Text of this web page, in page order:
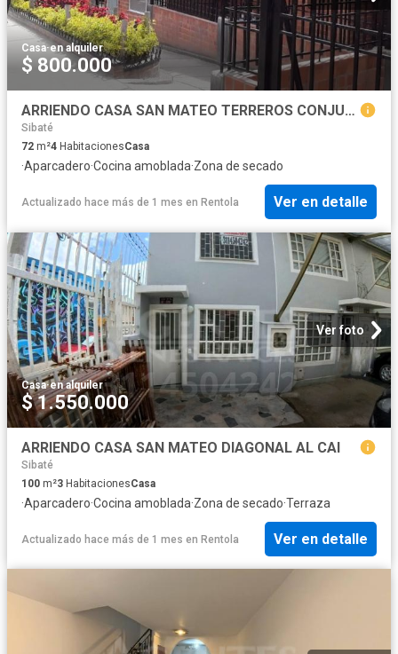
Casa·en alquiler
$ 800.000
ARRIENDO CASA SAN MATEO TERREROS CONJUNTO ALELIS
Sibaté
72 m²4 HabitacionesCasa
·Aparcadero·Cocina amoblada·Zona de secado
Actualizado hace más de 1 mes en Rentola Ver en detalle
Ver foto
Casa·en alquiler
$ 1.550.000
ARRIENDO CASA SAN MATEO DIAGONAL AL CAI
Sibaté
100 m²3 HabitacionesCasa
·Aparcadero·Cocina amoblada·Zona de secado·Terraza
Actualizado hace más de 1 mes en Rentola Ver en detalle